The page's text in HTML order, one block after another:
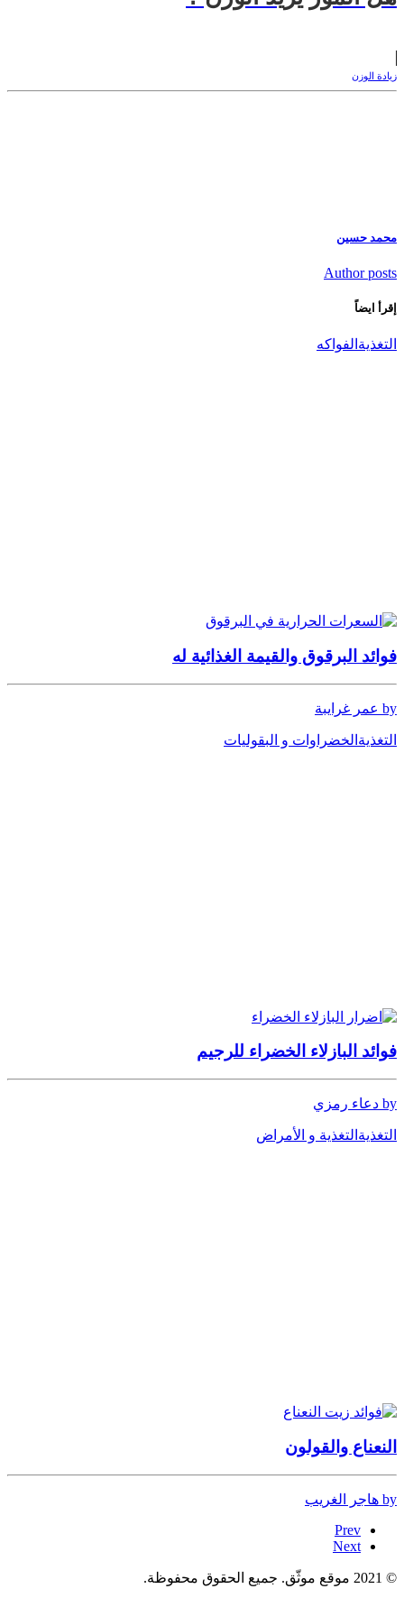
زيادة الوزن
محمد حسين
Author posts
إقرأ ايضاً
التغذية الفواكه
فوائد البرقوق والقيمة الغذائية له
by عمر غرايبة
التغذية الخضراوات و البقوليات
فوائد البازلاء الخضراء للرجيم
by دعاء رمزي
التغذية التغذية و الأمراض
النعناع والقولون
by هاجر الغريب
Prev
Next
© 2021 موقع موثّق. جميع الحقوق محفوظة.